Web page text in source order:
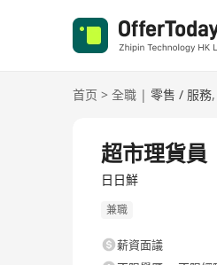
首页 > 全職 | 零售 / 服務,
超市理貨員
日日鮮
兼職
薪資面議